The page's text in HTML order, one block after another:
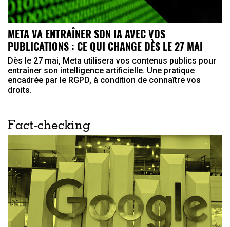
META VA ENTRAÎNER SON IA AVEC VOS
PUBLICATIONS : CE QUI CHANGE DÈS LE 27 MAI
Dès le 27 mai, Meta utilisera vos contenus publics pour
entraîner son intelligence artificielle. Une pratique
encadrée par le RGPD, à condition de connaître vos
droits.
Fact-checking